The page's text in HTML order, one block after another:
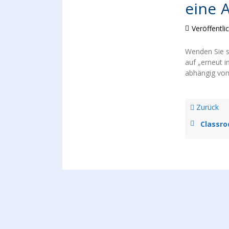
eine
Wenden Sie
auf „erneut
abhängig
Zurück